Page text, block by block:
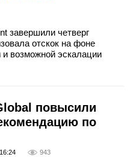
завершили четверг
отскок на фоне
и возможной эскалации
повысили
по
943